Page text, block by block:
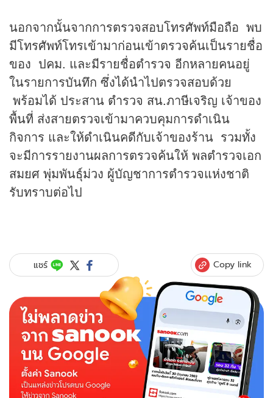
นอกจากนั้นจากการตรวจสอบโทรศัพท์มือถือ พบ
มีโทรศัพท์โทรเข้ามาก่อนเข้าตรวจค้นเป็นรายชื่อ
ของ ปคม. และมีรายชื่อตำรวจ อีกหลายคนอยู่
ในรายการบันทึก ซึ่งได้นำไปตรวจสอบด้วย
พร้อมได้ ประสาน ตำรวจ สน.ภาษีเจริญ เจ้าของ
พื้นที่ ส่งสายตรวจเข้ามาควบคุมการดำเนิน
กิจการ และให้ดำเนินคดีกับเจ้าของร้าน รวมทั้ง
จะมีการรายงานผลการตรวจค้นให้ พลตำรวจเอก
สมยศ พุ่มพันธุ์ม่วง ผู้บัญชาการตำรวจแห่งชาติ
รับทราบต่อไป
แชร์ Copy link